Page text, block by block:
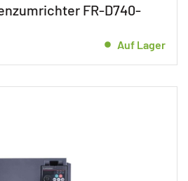
FR-D740-
Auf Lager